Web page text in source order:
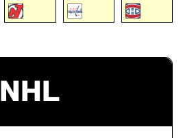
NHL